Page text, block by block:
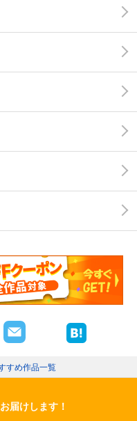
すめ作品一覧
届けします！